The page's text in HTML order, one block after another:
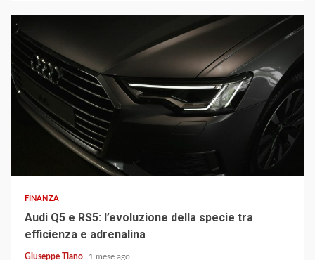
FINANZA
Audi Q5 e RS5: l’evoluzione della specie tra
efficienza e adrenalina
Giuseppe Tiano 1 mese ago